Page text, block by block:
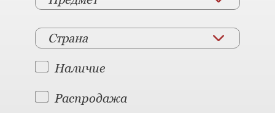
Страна
Наличие
Распродажа